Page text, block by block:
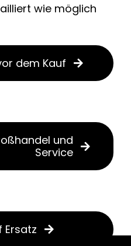
wie möglich
dem Kauf
und
Service
Ersatz